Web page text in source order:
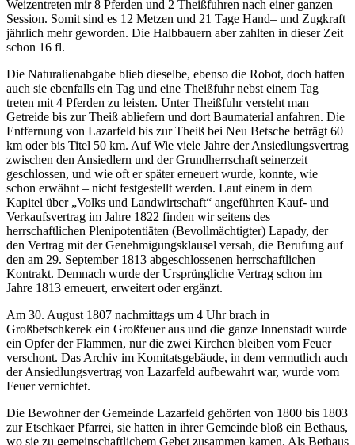
Weizentreten mir 8 Pferden und 2 Theißfuhren nach einer ganzen
Session. Somit sind es 12 Metzen und 21 Tage Hand– und Zugkraft
jährlich mehr geworden. Die Halbbauern aber zahlten in dieser Zeit
schon 16 fl.
Die Naturalienabgabe blieb dieselbe, ebenso die Robot, doch hatten
auch sie ebenfalls ein Tag und eine Theißfuhr nebst einem Tag
treten mit 4 Pferden zu leisten. Unter Theißfuhr versteht man
Getreide bis zur Theiß abliefern und dort Baumaterial anfahren. Die
Entfernung von Lazarfeld bis zur Theiß bei Neu Betsche beträgt 60
km oder bis Titel 50 km. Auf Wie viele Jahre der Ansiedlungsvertrag
zwischen den Ansiedlern und der Grundherrschaft seinerzeit
geschlossen, und wie oft er später erneuert wurde, konnte, wie
schon erwähnt – nicht festgestellt werden. Laut einem in dem
Kapitel über „Volks und Landwirtschaft“ angeführten Kauf- und
Verkaufsvertrag im Jahre 1822 finden wir seitens des
herrschaftlichen Plenipotentiäten (Bevollmächtigter) Lapady, der
den Vertrag mit der Genehmigungsklausel versah, die Berufung auf
den am 29. September 1813 abgeschlossenen herrschaftlichen
Kontrakt. Demnach wurde der Ursprüngliche Vertrag schon im
Jahre 1813 erneuert, erweitert oder ergänzt.
Am 30. August 1807 nachmittags um 4 Uhr brach in
Großbetschkerek ein Großfeuer aus und die ganze Innenstadt wurde
ein Opfer der Flammen, nur die zwei Kirchen bleiben vom Feuer
verschont. Das Archiv im Komitatsgebäude, in dem vermutlich auch
der Ansiedlungsvertrag von Lazarfeld aufbewahrt war, wurde vom
Feuer vernichtet.
Die Bewohner der Gemeinde Lazarfeld gehörten von 1800 bis 1803
zur Etschkaer Pfarrei, sie hatten in ihrer Gemeinde bloß ein Bethaus,
wo sie zu gemeinschaftlichem Gebet zusammen kamen. Als Bethaus